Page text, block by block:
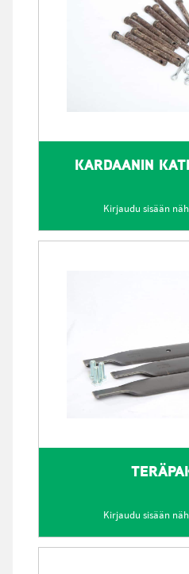
KARDAANIN
Kirjaudu sisään
Kirjaudu sisään